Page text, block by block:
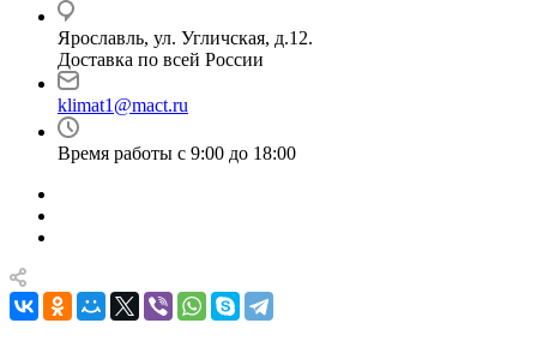
Ярославль, ул. Угличская, д.12.
Доставка по всей России
klimat1@mact.ru
Время работы с 9:00 до 18:00